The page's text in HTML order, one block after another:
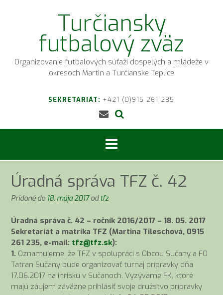
Turčiansky
futbalový zväz
Organizovanie futbalových súťaží dospelých a mládeže v
okresoch Martin a Turčianske Teplice
SEKRETARIÁT: +421 (0)915 261 235
Úradná správa TFZ č. 42
Pridané do 18. mája 2017odtfz
Úradná správa č. 42 – ročník 2016/2017 – 18. 05. 2017
Sekretariát a matrika TFZ (Martina Tileschová, 0915
261 235, e-mail: tfz@tfz.sk):
1. Oznamujeme, že TFZ v spolupráci s Obcou Sučany a FO
Tatran Sučany bude organizovať turnaj prípravky dňa
17.06.2017 na ihrisku v Sučanoch. Vyzývame FK, ktoré
majú záujem záväzne prihlásiť svoje družstvo prípravky